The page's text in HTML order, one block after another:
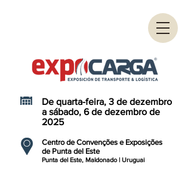
Centro de Convenções e Exposições
de Punta del Este
Punta del Este, Maldonado | Uruguai
De quarta-feira, 3 de dezembro
a sábado, 6 de dezembro de
2025